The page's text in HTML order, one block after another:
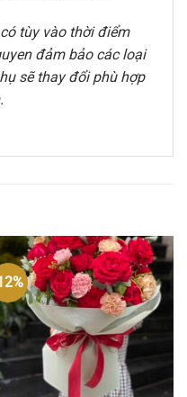
tùy vào thời điểm
đảm bảo các loại
sẽ thay đổi phù hợp